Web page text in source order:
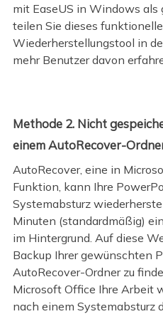
mit EaseUS in Windows
teilen Sie dieses
Wiederherstellungstool in
mehr Benutzer davon
Methode 2. Nicht
einem AutoRecover-
AutoRecover, eine in
Funktion, kann Ihre
Systemabsturz
Minuten (standardmäßig)
im Hintergrund. Auf diese
Backup Ihrer gewünschten
AutoRecover-Ordner zu
Microsoft Office Ihre Arbeit
nach einem Systemabsturz